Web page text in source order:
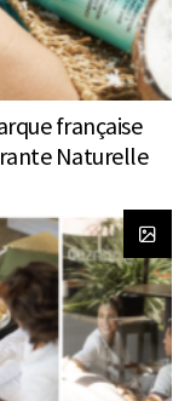
française
Naturelle